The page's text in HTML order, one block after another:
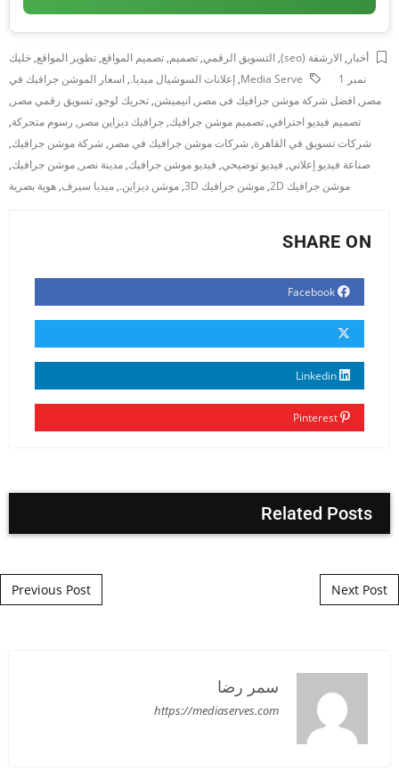
أخبار , الارشفة (seo) , التسويق الرقمي, تصميم, تصميم المواقع, تطوير المواقع, خليك
نمبر 1
Media Serve
, إعلانات السوشيال ميديا., اسعار الموشن جرافيك في
مصر , افضل شركة موشن جرافيك فى مصر , انيميشن, تحريك لوجو, تسويق رقمي مصر ,
تصميم فيديو احترافي, تصميم موشن جرافيك, جرافيك ديزاين مصر , رسوم متحركة,
شركات تسويق في القاهرة, شركات موشن جرافيك في مصر , شركة موشن جرافيك,
صناعة فيديو إعلاني, فيديو توضيحي, فيديو موشن جرافيك, مدينة نصر , موشن جرافيك,
موشن جرافيك 2D
, موشن جرافيك 3D , موشن ديزاين., ميديا سيرف, هوية بصرية
SHARE ON
Related Posts
Post navigation
Previous Post Next Post
سمر رضا
https://mediaserves.com